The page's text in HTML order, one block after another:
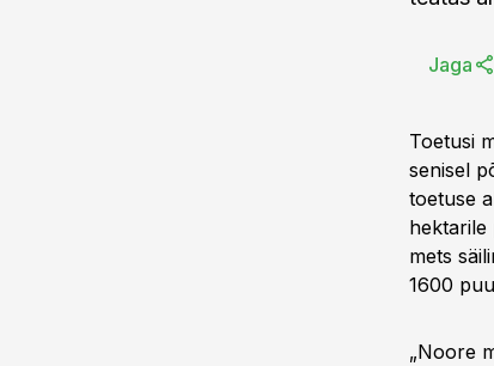
Jaga
Toetusi
senisel
toetuse
hektarile
mets
1600
„Noore